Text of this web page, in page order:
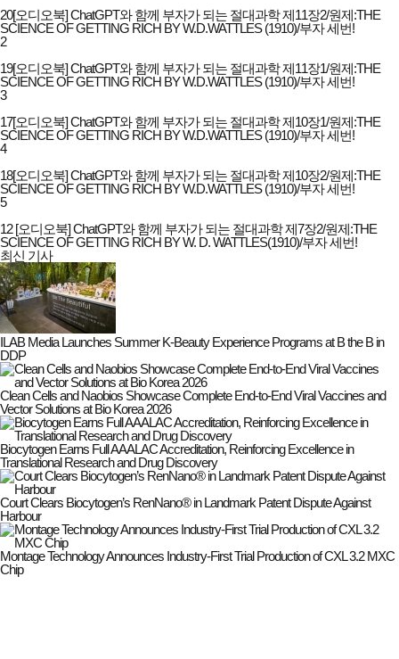
20[오디오북] ChatGPT와 함께 부자가 되는 절대과학 제11장2/원제:THE
SCIENCE OF GETTING RICH BY W.D.WATTLES (1910)/부자 세번!
2
19[오디오북] ChatGPT와 함께 부자가 되는 절대과학 제11장1/원제:THE
SCIENCE OF GETTING RICH BY W.D.WATTLES (1910)/부자 세번!
3
17[오디오북] ChatGPT와 함께 부자가 되는 절대과학 제10장1/원제:THE
SCIENCE OF GETTING RICH BY W.D.WATTLES (1910)/부자 세번!
4
18[오디오북] ChatGPT와 함께 부자가 되는 절대과학 제10장2/원제:THE
SCIENCE OF GETTING RICH BY W.D.WATTLES (1910)/부자 세번!
5
12 [오디오북] ChatGPT와 함께 부자가 되는 절대과학 제7장2/원제:THE
SCIENCE OF GETTING RICH BY W. D. WATTLES(1910)/부자 세번!
최신 기사
ILAB Media Launches Summer K-Beauty Experience Programs at B the B in
DDP
Clean Cells and Naobios Showcase Complete End-to-End Viral Vaccines and
Vector Solutions at Bio Korea 2026
Biocytogen Earns Full AAALAC Accreditation, Reinforcing Excellence in
Translational Research and Drug Discovery
Court Clears Biocytogen’s RenNano® in Landmark Patent Dispute Against
Harbour
Montage Technology Announces Industry-First Trial Production of CXL 3.2 MXC
Chip